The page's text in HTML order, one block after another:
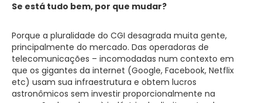
Se está tudo bem, por que mudar?
Porque a pluralidade do CGI desagrada muita gente,
principalmente do mercado. Das operadoras de
telecomunicações – incomodadas num contexto em
que os gigantes da internet (Google, Facebook, Netflix
etc) usam sua infraestrutura e obtem lucros
astronômicos sem investir proporcionalmente na